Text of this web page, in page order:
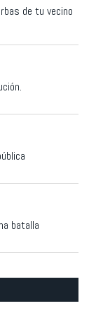
de tu vecino
batalla